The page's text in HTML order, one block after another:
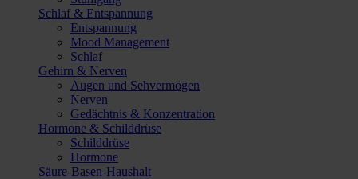
Schlaf & Entspannung
Entspannung
Mood Management
Schlaf
Gehirn & Nerven
Augen und Sehvermögen
Nerven
Gedächtnis & Konzentration
Hormone & Schilddrüse
Schilddrüse
Hormone
Säure-Basen-Haushalt